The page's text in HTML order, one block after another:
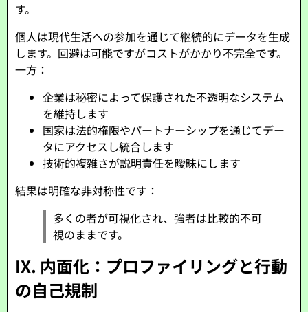
す。
個人は現代生活への参加を通じて継続的にデータを生成
します。回避は可能ですがコストがかかり不完全です。
一方：
企業は秘密によって保護された不透明なシステム
を維持します
国家は法的権限やパートナーシップを通じてデー
タにアクセスし統合します
技術的複雑さが説明責任を曖昧にします
結果は明確な非対称性です：
多くの者が可視化され、強者は比較的不可
視のままです。
IX. 内面化：プロファイリングと行動
の自己規制